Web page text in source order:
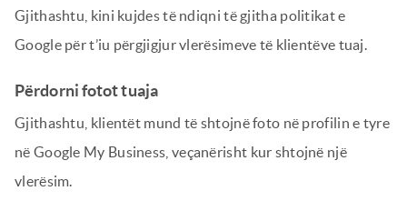
Gjithashtu, kini kujdes të ndiqni të gjitha politikat e
Google për t’iu përgjigjur vlerësimeve të klientëve tuaj.
Përdorni fotot tuaja
Gjithashtu, klientët mund të shtojnë foto në profilin e tyre
në Google My Business, veçanërisht kur shtojnë një
vlerësim.